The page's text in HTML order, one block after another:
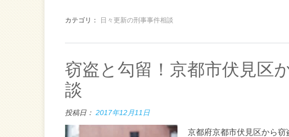
カテゴリ： 日々更新の刑事事件相談
窃盗と勾留！京都市伏見区
談
投稿日： 2017年12月11日
京都府京都市伏見区から